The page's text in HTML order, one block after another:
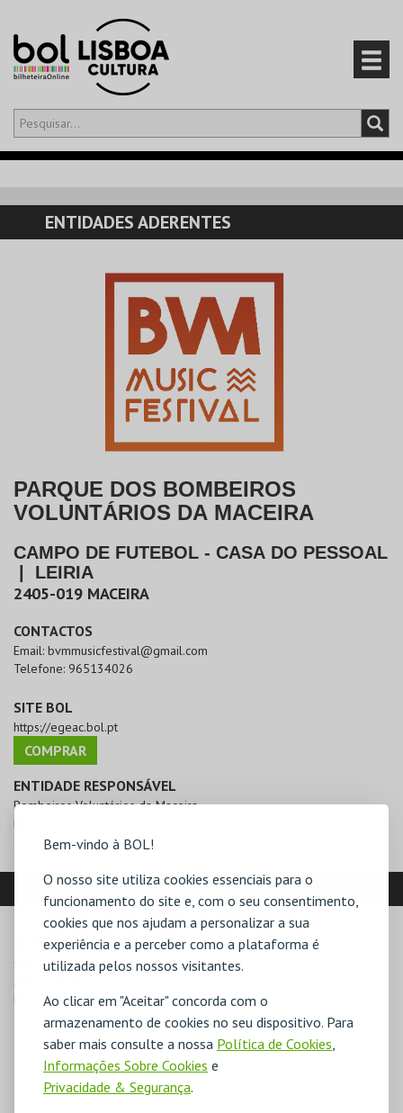
Bem-vindo à BOL!
O nosso site utiliza cookies essenciais para o
funcionamento do site e, com o seu consentimento,
cookies que nos ajudam a personalizar a sua
experiência e a perceber como a plataforma é
utilizada pelos nossos visitantes.
Ao clicar em "Aceitar" concorda com o
armazenamento de cookies no seu dispositivo. Para
saber mais consulte a nossa Política de Cookies
Informações Sobre Cookies e
Privacidade & Segurança.
Olá,iniciar sessão
CARRINHO
EVENTOS
ENTIDADES ADERENTES
PARQUE DOS BOMBEIROS
VOLUNTÁRIOS DA MACEIRA
CAMPO DE FUTEBOL - CASA DO PESSOAL
LEIRIA
2405-019 MACEIRA
CONTACTOS
Email: bvmmusicfestival@gmail.com
Telefone: 965134026
SITE BOL
https://egeac.bol.pt
COMPRAR
ENTIDADE RESPONSÁVEL
Bombeiros Voluntários da Maceira
NIF:
LOCALIZAÇÃO
MORADA
Campo de futebol - Casa do Pessoal
2405-019 Maceira
Direcções para Parque BV Maceira